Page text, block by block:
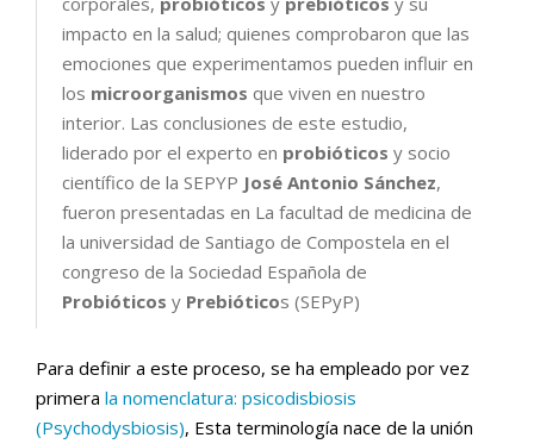
impacto en la salud; quienes comprobaron que las
emociones que experimentamos pueden influir en
los microorganismos que viven en nuestro
interior. Las conclusiones de este estudio,
liderado por el experto en probióticos y socio
científico de la SEPYP José Antonio Sánchez,
fueron presentadas en La facultad de medicina de
la universidad de Santiago de Compostela en el
congreso de la Sociedad Española de
Probióticos y Prebióticos (SEPyP)
Para definir a este proceso, se ha empleado por vez
primera la nomenclatura: psicodisbiosis
(Psychodysbiosis), Esta terminología nace de la unión